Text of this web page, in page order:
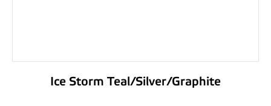
Ice Storm Teal/Silver/Graphite